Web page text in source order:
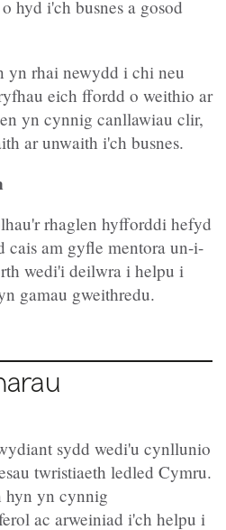
hyd i'ch busnes a gosod
yn rhai newydd i chi neu
eich ffordd o weithio ar
yn cynnig canllawiau clir,
ar unwaith i'ch busnes.
rhaglen hyfforddi hefyd
cais am gyfle mentora un-i-
wedi'i deilwra i helpu i
gamau gweithredu.
sydd wedi'u cynllunio
twristiaeth ledled Cymru.
hyn yn cynnig
ac arweiniad i'ch helpu i